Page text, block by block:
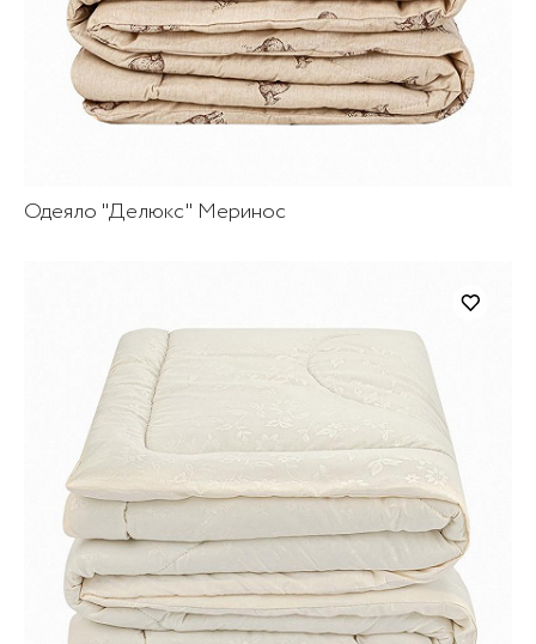
Одеяло "Делюкс" Меринос